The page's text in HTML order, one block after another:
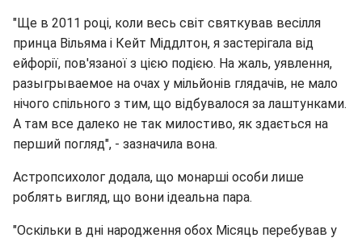
"Ще в 2011 році, коли весь світ святкував весілля
принца Вільяма і Кейт Міддлтон, я застерігала від
ейфорії, пов'язаної з цією подією. На жаль, уявлення,
разыгрываемое на очах у мільйонів глядачів, не мало
нічого спільного з тим, що відбувалося за лаштунками.
А там все далеко не так милостиво, як здається на
перший погляд", - зазначила вона.
Астропсихолог додала, що монарші особи лише
роблять вигляд, що вони ідеальна пара.
"Оскільки в дні народження обох Місяць перебував у